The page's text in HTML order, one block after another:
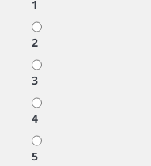
1
2
3
4
5